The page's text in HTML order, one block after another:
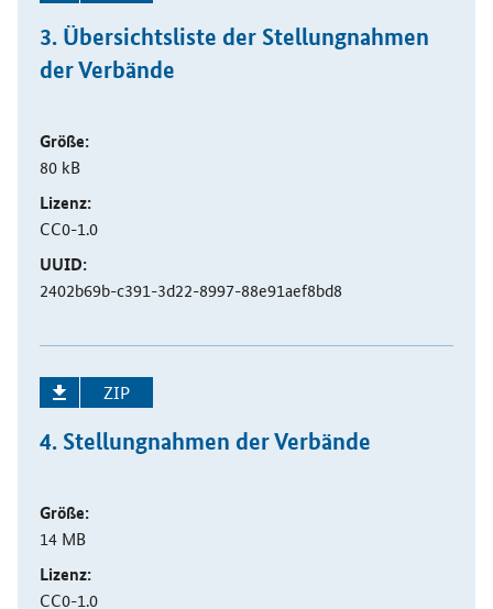
3. Übersichtsliste der Stellungnahmen
der Verbände
Größe:
80 kB
Lizenz:
CC0-1.0
UUID:
2402b69b-c391-3d22-8997-88e91aef8bd8
ZIP
4. Stellungnahmen der Verbände
Größe:
14 MB
Lizenz:
CC0-1.0